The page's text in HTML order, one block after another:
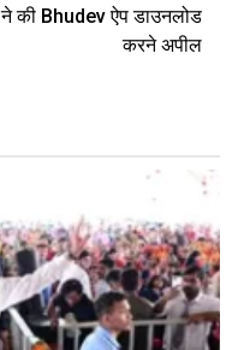
ने की Bhudev ऐप डाउनलोड
करने अपील